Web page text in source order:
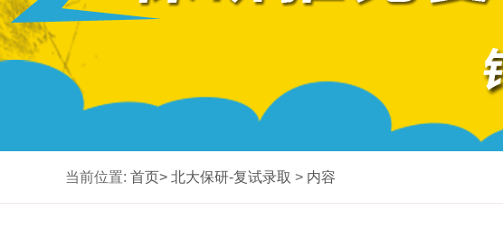
当前位置: 首页> 北大保研-复试录取 > 内容